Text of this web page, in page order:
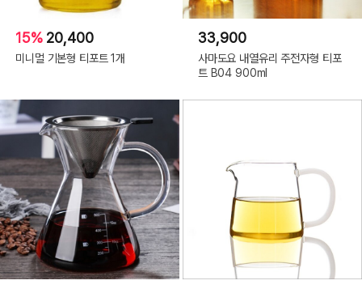
15% 20,400
미니멀 기본형 티포트 1개
33,900
사마도요 내열유리 주전자형 티포
트 B04 900ml